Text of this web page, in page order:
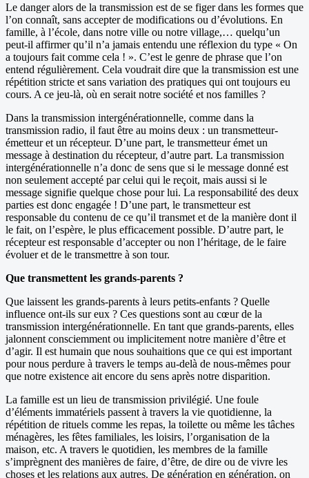
Le danger alors de la transmission est de se figer dans les formes que
l’on connaît, sans accepter de modifications ou d’évolutions. En
famille, à l’école, dans notre ville ou notre village,… quelqu’un
peut-il affirmer qu’il n’a jamais entendu une réflexion du type « On
a toujours fait comme cela ! ». C’est le genre de phrase que l’on
entend régulièrement. Cela voudrait dire que la transmission est une
répétition stricte et sans variation des pratiques qui ont toujours eu
cours. A ce jeu-là, où en serait notre société et nos familles ?
Dans la transmission intergénérationnelle, comme dans la
transmission radio, il faut être au moins deux : un transmetteur-
émetteur et un récepteur. D’une part, le transmetteur émet un
message à destination du récepteur, d’autre part. La transmission
intergénérationnelle n’a donc de sens que si le message donné est
non seulement accepté par celui qui le reçoit, mais aussi si le
message signifie quelque chose pour lui. La responsabilité des deux
parties est donc engagée ! D’une part, le transmetteur est
responsable du contenu de ce qu’il transmet et de la manière dont il
le fait, on l’espère, le plus efficacement possible. D’autre part, le
récepteur est responsable d’accepter ou non l’héritage, de le faire
évoluer et de le transmettre à son tour.
Que transmettent les grands-parents ?
Que laissent les grands-parents à leurs petits-enfants ? Quelle
influence ont-ils sur eux ? Ces questions sont au cœur de la
transmission intergénérationnelle. En tant que grands-parents, elles
jalonnent consciemment ou implicitement notre manière d’être et
d’agir. Il est humain que nous souhaitions que ce qui est important
pour nous perdure à travers le temps au-delà de nous-mêmes pour
que notre existence ait encore du sens après notre disparition.
La famille est un lieu de transmission privilégié. Une foule
d’éléments immatériels passent à travers la vie quotidienne, la
répétition de rituels comme les repas, la toilette ou même les tâches
ménagères, les fêtes familiales, les loisirs, l’organisation de la
maison, etc. A travers le quotidien, les membres de la famille
s’imprègnent des manières de faire, d’être, de dire ou de vivre les
choses et les relations aux autres. De génération en génération, on